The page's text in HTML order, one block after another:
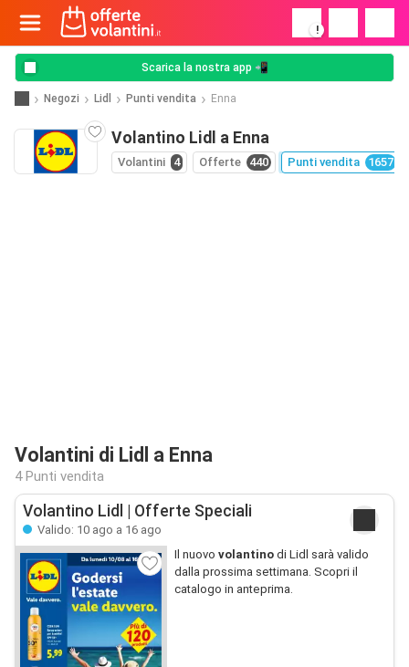
!
Scarica la nostra app 📲
Negozi Lidl Punti vendita Enna
Volantino Lidl a Enna
Volantini 4 Offerte 440 Punti vendita 1657
Volantini di Lidl a Enna
4 Punti vendita
Volantino Lidl | Offerte Speciali
Valido: 10 ago a 16 ago
Il nuovo volantinodi Lidl sarà valido
dalla prossima settimana. Scopri il
catalogo in anteprima.